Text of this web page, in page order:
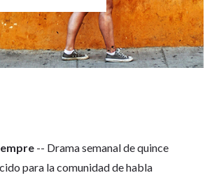
-- Drama semanal de quince
para la comunidad de habla